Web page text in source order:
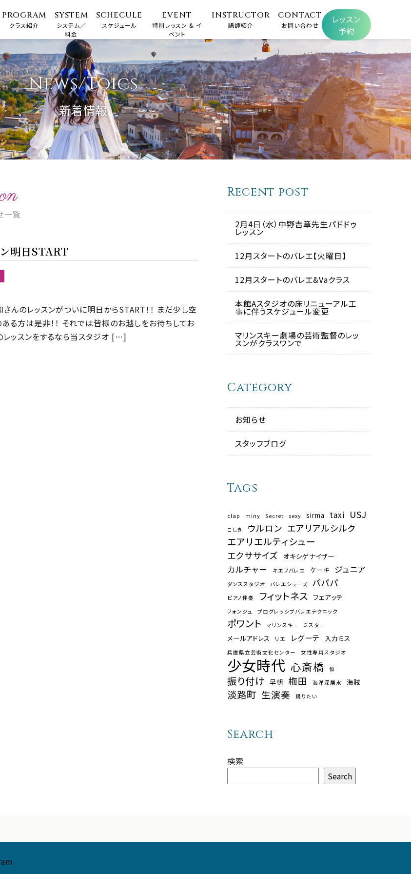
PROGRAM
クラス紹介
SYSTEM
システム／
料金
SCHECULE
スケジュール
EVENT
特別レッスン & イ
ベント
INSTRUCTOR
講師紹介
CONTACT
お問い合わせ
レッスン
予約
News/Toics
新着情報
一覧
明日START
んのレッスンがついに明日からSTART！！ まだ少し空
る方は是非！！ それでは皆様のお越しをお待ちしてお
レッスンをするなら当スタジオ […]
Recent post
2月4日（水）中野吉章先生パドドゥ
レッスン
12月スタートのバレエ【火曜日】
12月スタートのバレエ&Vaクラス
本館Aスタジオの床リニューアル工
事に伴うスケジュール変更
マリンスキー劇場の芸術監督のレッ
スンがクラスワンで
Category
お知らせ
スタッフブログ
Tags
clap miny Secret sexy sirma taxi USJ
こしき ウルロン エアリアルシルク
エアリエルティシュー
エクササイズ オキシゲナイザー
カルチャー キエフバレエ ケーキ ジュニア
ダンススタジオ バレエシューズ パパパ
ピアノ伴奏 フィットネス フェアッテ
フォンジュ プログレッシブバレエテクニック
ポワント マリンスキー ミスター
メールアドレス リエ レグーテ 入力ミス
兵庫県立芸術文化センター 女性専用スタジオ
少女時代 心斎橋 恒
振り付け 早朝 梅田 海洋深層水 海賊
淡路町 生演奏 踊りたい
Search
検索
Search